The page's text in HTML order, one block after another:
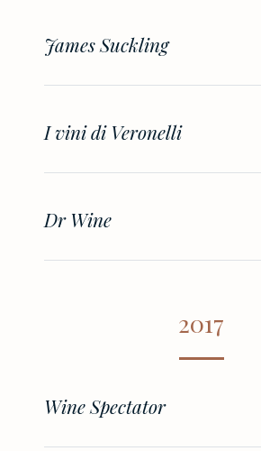
James Suckling
I vini di Veronelli
Dr Wine
2017
Wine Spectator